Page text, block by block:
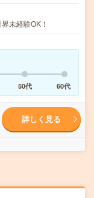
未経験OK！
50代 60代
詳しく見る